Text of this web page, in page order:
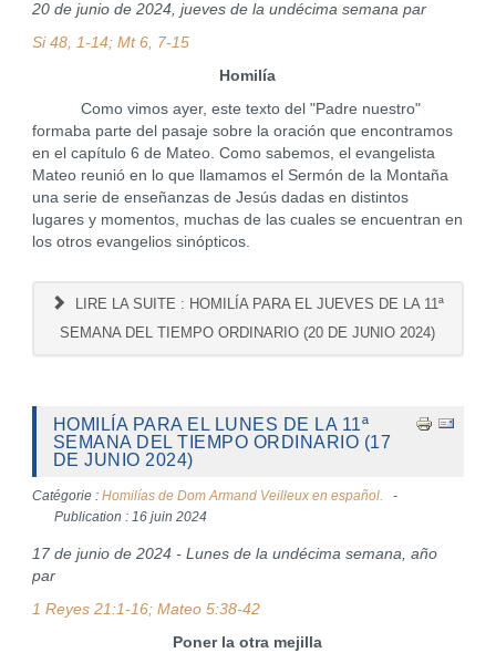
20 de junio de 2024, jueves de la undécima semana par
Si 48, 1-14; Mt 6, 7-15
Homilía
Como vimos ayer, este texto del "Padre nuestro"
formaba parte del pasaje sobre la oración que encontramos
en el capítulo 6 de Mateo. Como sabemos, el evangelista
Mateo reunió en lo que llamamos el Sermón de la Montaña
una serie de enseñanzas de Jesús dadas en distintos
lugares y momentos, muchas de las cuales se encuentran en
los otros evangelios sinópticos.
LIRE LA SUITE : HOMILÍA PARA EL JUEVES DE LA 11ª
SEMANA DEL TIEMPO ORDINARIO (20 DE JUNIO 2024)
HOMILÍA PARA EL LUNES DE LA 11ª
SEMANA DEL TIEMPO ORDINARIO (17
DE JUNIO 2024)
Catégorie : Homilías de Dom Armand Veilleux en español.
Publication : 16 juin 2024
17 de junio de 2024 - Lunes de la undécima semana, año
par
1 Reyes 21:1-16; Mateo 5:38-42
Poner la otra mejilla